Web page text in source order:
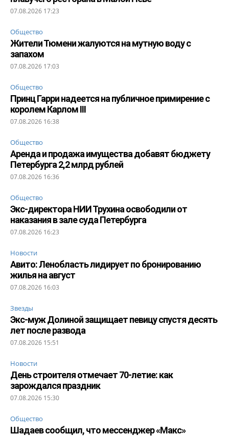
07.08.2026 17:23
Общество
Жители Тюмени жалуются на мутную воду с
запахом
07.08.2026 17:03
Общество
Принц Гарри надеется на публичное примирение с
королем Карлом III
07.08.2026 16:38
Общество
Аренда и продажа имущества добавят бюджету
Петербурга 2,2 млрд рублей
07.08.2026 16:36
Общество
Экс-директора НИИ Трухина освободили от
наказания в зале суда Петербурга
07.08.2026 16:23
Новости
Авито: Ленобласть лидирует по бронированию
жилья на август
07.08.2026 16:03
Звезды
Экс-муж Долиной защищает певицу спустя десять
лет после развода
07.08.2026 15:51
Новости
День строителя отмечает 70-летие: как
зарождался праздник
07.08.2026 15:30
Общество
Шадаев сообщил, что мессенджер «Макс»